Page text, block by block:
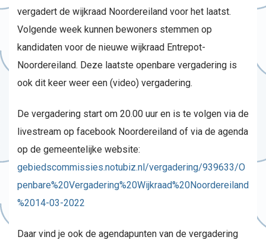
vergadert de wijkraad Noordereiland voor het laatst.
Volgende week kunnen bewoners stemmen op
kandidaten voor de nieuwe wijkraad Entrepot-
Noordereiland. Deze laatste openbare vergadering is
ook dit keer weer een (video) vergadering.
De vergadering start om 20.00 uur en is te volgen via de
livestream op facebook Noordereiland of via de agenda
op de gemeentelijke website:
gebiedscommissies.notubiz.nl/vergadering/939633/O
penbare%20Vergadering%20Wijkraad%20Noordereiland
%2014-03-2022
Daar vind je ook de agendapunten van de vergadering